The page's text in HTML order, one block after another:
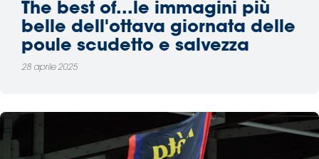
The best of...le immagini più
belle dell'ottava giornata delle
poule scudetto e salvezza
28 aprile 2025